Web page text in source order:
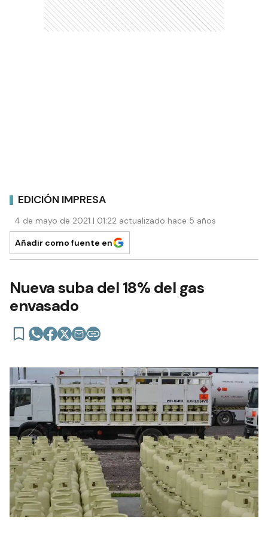
EDICIÓN IMPRESA
4 de mayo de 2021 | 01:22 actualizado hace 5 años
Añadir como fuente en
Nueva suba del 18% del gas
envasado